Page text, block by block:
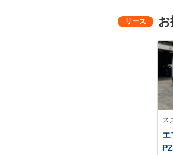
お
ス
エ